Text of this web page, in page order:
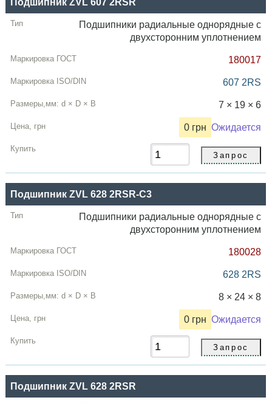
Подшипники радиальные однорядные с
двухсторонним уплотнением
180017
607 2RS
7 × 19 × 6
0 грн Ожидается
Подшипник ZVL 628 2RSR-C3
Подшипники радиальные однорядные с
двухсторонним уплотнением
180028
628 2RS
8 × 24 × 8
0 грн Ожидается
Подшипник ZVL 628 2RSR